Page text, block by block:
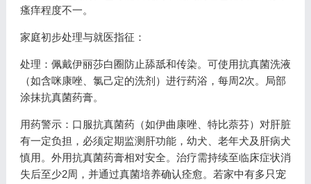
瘙痒程度不一。
家庭初步处理与就医指征：
处理：佩戴伊丽莎白圈防止舔舐和传染。可使用抗真菌洗液
（如含咪康唑、氯己定的洗剂）进行药浴，每周2次。局部
涂抹抗真菌药膏。
用药警示：口服抗真菌药（如伊曲康唑、特比萘芬）对肝脏
有一定负担，必须定期监测肝功能，幼犬、老年犬及肝病犬
慎用。外用抗真菌药膏相对安全。治疗需持续至临床症状消
失后至少2周，并通过真菌培养确认痊愈。若家中有多只宠